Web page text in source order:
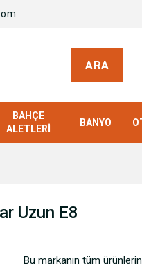
ARA
BAHÇE
ALETLERI
BANYO
Uzun E8
Bu markanın tüm